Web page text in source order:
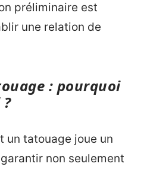
préliminaire est
une relation de
: pourquoi
un tatouage joue un
non seulement